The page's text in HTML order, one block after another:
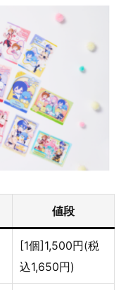
値段
[1個]1,500円(税
込1,650円)